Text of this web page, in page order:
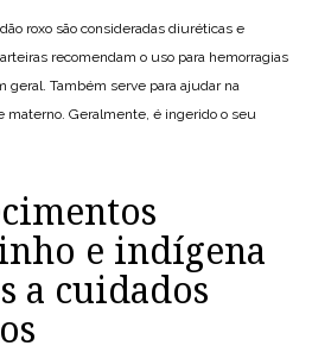
roxo são consideradas diuréticas e
recomendam o uso para hemorragias
geral. Também serve para ajudar na
materno. Geralmente, é ingerido o seu
e indígena
a cuidados